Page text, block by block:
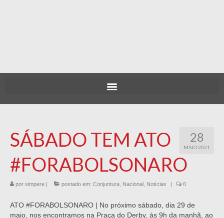
28
MAIO 2021
SÁBADO TEM ATO
#FORABOLSONARO
por simpere | postado em: Conjuntura Nacional Notícias | 0
ATO #FORABOLSONARO | No próximo sábado, dia 29 de
maio, nos encontramos na Praça do Derby, às 9h da manhã, ao